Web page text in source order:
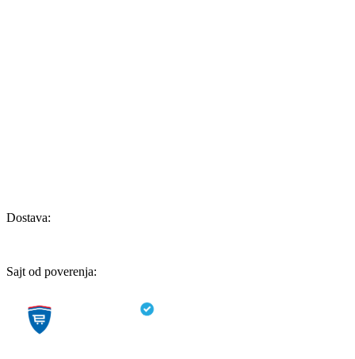
Dostava:
Sajt od poverenja: